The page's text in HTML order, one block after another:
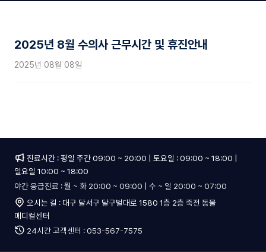
건강검진
외과센터
수술실
2025년 8월 수의사 근무시간 및 휴진안내
2025년 08월 08일
진료시간 : 평일 주간 09:00 ~ 20:00 | 토요일 : 09:00 ~ 18:00 |
일요일 10:00 ~ 18:00
야간 응급진료 : 월 ~ 화 20:00 ~ 09:00 | 수 ~ 일 20:00 ~ 07:00
오시는 길 : 대구 달서구 달구벌대로 1580 1층 2층 죽전 동물
메디컬센터
24시간 고객센터 : 053-567-7575